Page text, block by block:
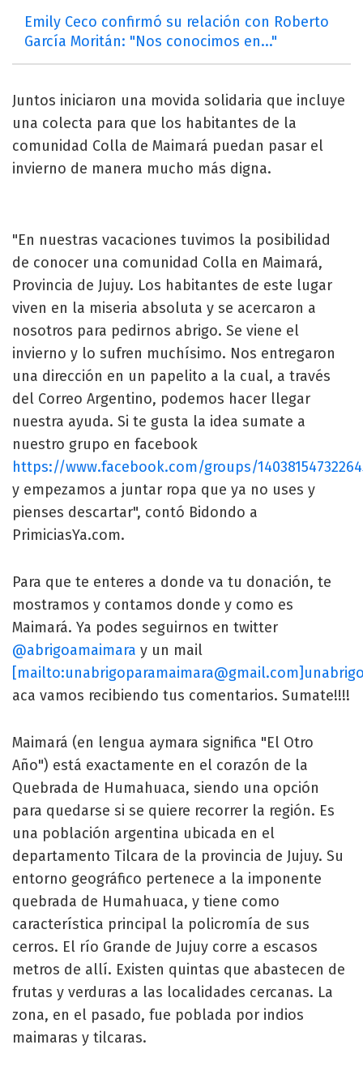
Emily Ceco confirmó su relación con Roberto
García Moritán: "Nos conocimos en..."
Juntos iniciaron una movida solidaria que incluye
una colecta para que los habitantes de la
comunidad Colla de Maimará puedan pasar el
invierno de manera mucho más digna.
"En nuestras vacaciones tuvimos la posibilidad
de conocer una comunidad Colla en Maimará,
Provincia de Jujuy. Los habitantes de este lugar
viven en la miseria absoluta y se acercaron a
nosotros para pedirnos abrigo. Se viene el
invierno y lo sufren muchísimo. Nos entregaron
una dirección en un papelito a la cual, a través
del Correo Argentino, podemos hacer llegar
nuestra ayuda. Si te gusta la idea sumate a
nuestro grupo en facebook
https://www.facebook.com/groups/
y empezamos a juntar ropa que ya no uses y
pienses descartar", contó Bidondo a
PrimiciasYa.com.
Para que te enteres a donde va tu donación, te
mostramos y contamos donde y como es
Maimará. Ya podes seguirnos en twitter
@abrigoamaimara y un mail
[mailto:unabrigoparamaimara@gmail.com]
aca vamos recibiendo tus comentarios. Sumate!!!!
Maimará (en lengua aymara significa "El Otro
Año") está exactamente en el corazón de la
Quebrada de Humahuaca, siendo una opción
para quedarse si se quiere recorrer la región. Es
una población argentina ubicada en el
departamento Tilcara de la provincia de Jujuy. Su
entorno geográfico pertenece a la imponente
quebrada de Humahuaca, y tiene como
característica principal la policromía de sus
cerros. El río Grande de Jujuy corre a escasos
metros de allí. Existen quintas que abastecen de
frutas y verduras a las localidades cercanas. La
zona, en el pasado, fue poblada por indios
maimaras y tilcaras.